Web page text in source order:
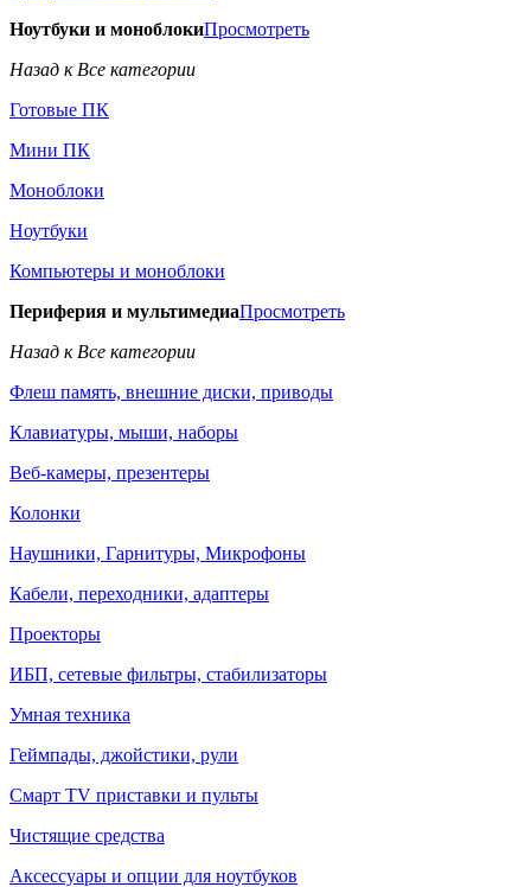
Ноутбуки и моноблокиПросмотреть
Назад к Все категории
Готовые ПК
Мини ПК
Моноблоки
Ноутбуки
Компьютеры и моноблоки
Периферия и мультимедиаПросмотреть
Назад к Все категории
Флеш память, внешние диски, приводы
Клавиатуры, мыши, наборы
Веб-камеры, презентеры
Колонки
Наушники, Гарнитуры, Микрофоны
Кабели, переходники, адаптеры
Проекторы
ИБП, сетевые фильтры, стабилизаторы
Умная техника
Геймпады, джойстики, рули
Смарт TV приставки и пульты
Чистящие средства
Аксессуары и опции для ноутбуков